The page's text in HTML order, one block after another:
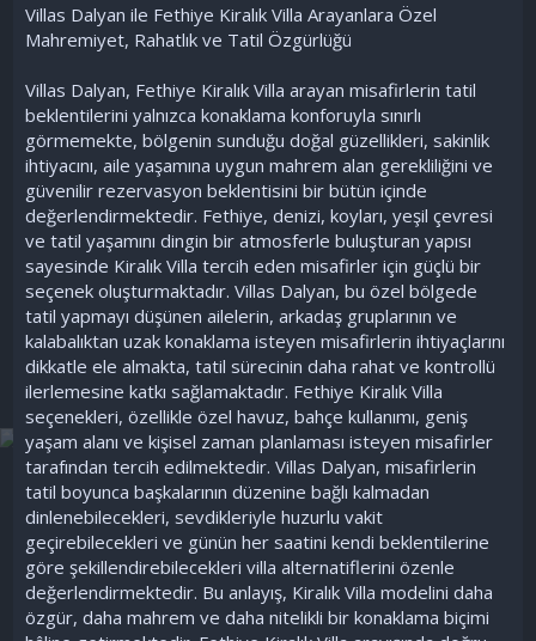
Villas Dalyan ile Fethiye Kiralık Villa Arayanlara Özel
Mahremiyet, Rahatlık ve Tatil Özgürlüğü
Villas Dalyan, Fethiye Kiralık Villa arayan misafirlerin tatil
beklentilerini yalnızca konaklama konforuyla sınırlı
görmemekte, bölgenin sunduğu doğal güzellikleri, sakinlik
ihtiyacını, aile yaşamına uygun mahrem alan gerekliliğini ve
güvenilir rezervasyon beklentisini bir bütün içinde
değerlendirmektedir. Fethiye, denizi, koyları, yeşil çevresi
ve tatil yaşamını dingin bir atmosferle buluşturan yapısı
sayesinde Kiralık Villa tercih eden misafirler için güçlü bir
seçenek oluşturmaktadır. Villas Dalyan, bu özel bölgede
tatil yapmayı düşünen ailelerin, arkadaş gruplarının ve
kalabalıktan uzak konaklama isteyen misafirlerin ihtiyaçlarını
dikkatle ele almakta, tatil sürecinin daha rahat ve kontrollü
ilerlemesine katkı sağlamaktadır. Fethiye Kiralık Villa
seçenekleri, özellikle özel havuz, bahçe kullanımı, geniş
yaşam alanı ve kişisel zaman planlaması isteyen misafirler
tarafından tercih edilmektedir. Villas Dalyan, misafirlerin
tatil boyunca başkalarının düzenine bağlı kalmadan
dinlenebilecekleri, sevdikleriyle huzurlu vakit
geçirebilecekleri ve günün her saatini kendi beklentilerine
göre şekillendirebilecekleri villa alternatiflerini özenle
değerlendirmektedir. Bu anlayış, Kiralık Villa modelini daha
özgür, daha mahrem ve daha nitelikli bir konaklama biçimi